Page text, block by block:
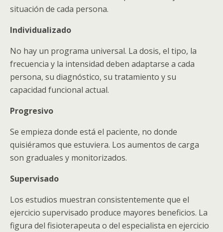
situación de cada persona.
Individualizado
No hay un programa universal. La dosis, el tipo, la
frecuencia y la intensidad deben adaptarse a cada
persona, su diagnóstico, su tratamiento y su
capacidad funcional actual.
Progresivo
Se empieza donde está el paciente, no donde
quisiéramos que estuviera. Los aumentos de carga
son graduales y monitorizados.
Supervisado
Los estudios muestran consistentemente que el
ejercicio supervisado produce mayores beneficios. La
figura del fisioterapeuta o del especialista en ejercicio